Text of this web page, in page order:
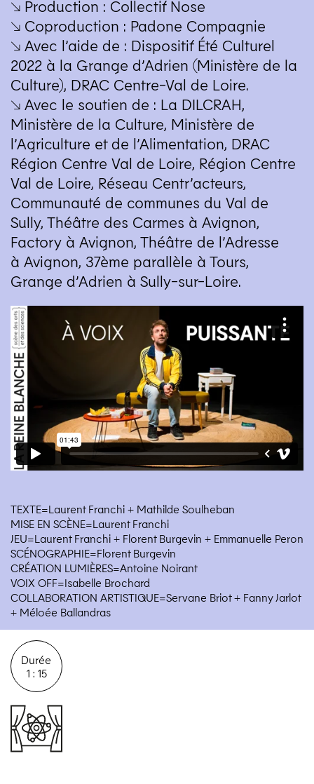
↘ Production : Collectif Nose
↘ Coproduction : Padone Compagnie
↘ Avec l’aide de : Dispositif Été Culturel
2022 à la Grange d’Adrien (Ministère de la
Culture), DRACCentre-Val de Loire.
↘ Avec le soutien de : La DILCRAH,
Ministère de la Culture, Ministère de
l’Agriculture et de l’Alimentation, DRAC
Région Centre Val de Loire, Région Centre
Val de Loire, Réseau Centr’acteurs,
Communauté de communes du Val de
Sully, Théâtre des Carmes à Avignon,
Factory à Avignon, Théâtre de l’Adresse
à Avignon, 37ème parallèle à Tours,
Grange d’Adrien à Sully-sur-Loire.
TEXTE=Laurent Franchi + Mathilde Soulheban
MISE EN SCÈNE=Laurent Franchi
JEU=Laurent Franchi + Florent Burgevin + Emmanuelle Peron
SCÉNOGRAPHIE=Florent Burgevin
CRÉATION LUMIÈRES=Antoine Noirant
VOIX OFF=Isabelle Brochard
COLLABORATION ARTISTIQUE=Servane Briot + Fanny Jarlot
+ Méloée Ballandras
Durée
1 : 15